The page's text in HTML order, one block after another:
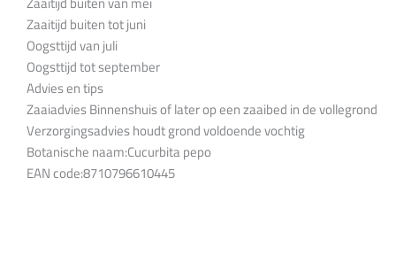
Zaaitijd buiten tot juni
Oogsttijd van juli
Oogsttijd tot september
Advies en tips
Zaaiadvies Binnenshuis of later op een zaaibed in de vollegrond
Verzorgingsadvies houdt grond voldoende vochtig
Botanische naam:Cucurbita pepo
EAN code:8710796610445